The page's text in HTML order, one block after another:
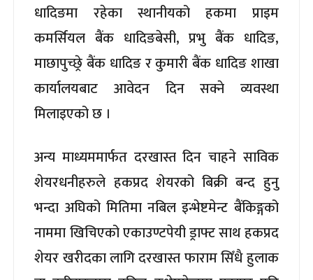
धादिङमा रहेका स्थानीयको हकमा प्राइम
कमर्सियल बैंक धादिङबेसी, प्रभु बैंक धादिङ,
माछापुच्छ्रे बैंक धादिङ र कुमारी बैंक धादिङ शाखा
कार्यालयबाट आवेदन दिन सक्ने व्यवस्था
मिलाइएको छ ।
अन्य माध्यममार्फत दरखास्त दिन चाहने साविक
शेयरधनीहरुले हकप्रद शेयरको बिक्री बन्द हुनु
भन्दा अघिको मितिमा नबिल इन्भेष्टमेन्ट बैंकिङ्गको
नाममा खिचिएको एकाउण्टपेयी ड्राफ्ट साथ हकप्रद
शेयर खरीदका लागि दरखास्त फाराम सिँधै हुलाक